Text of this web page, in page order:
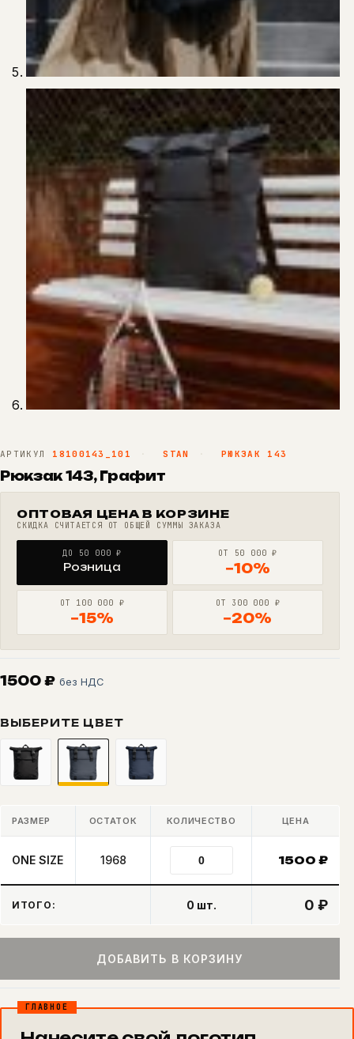
АРТИКУЛ 18100143_101 · STAN · РЮКЗАК 143
Рюкзак 143, Графит
ОПТОВАЯ ЦЕНА В КОРЗИНЕ
СКИДКА СЧИТАЕТСЯ ОТ ОБЩЕЙ СУММЫ ЗАКАЗА
ДО 50 000 ₽
Розница
ОТ 50 000 ₽
−10%
ОТ 100 000 ₽
−15%
ОТ 300 000 ₽
−20%
1500 ₽ без НДС
ВЫБЕРИТЕ ЦВЕТ
РАЗМЕР ОСТАТОК КОЛИЧЕСТВО ЦЕНА
ONE SIZE 1968 1500 ₽
ИТОГО: 0 шт. 0 ₽
ДОБАВИТЬ В КОРЗИНУ
ГЛАВНОЕ